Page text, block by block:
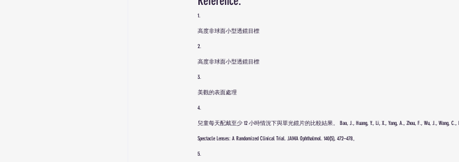
1.
高度非球面小型透鏡目標
2.
高度非球面小型透鏡目標
3.
美觀的表面處理
4.
兒童每天配戴至少 12 小時情況下與單光鏡片的比較結果。 Bao, J., Huang, Y., Li, X., Yang, A., Zhou, F., Wu, J., Wang, C., Li, Y.,
Spectacle Lenses: A Randomized Clinical Trial. JAMA Ophthalmol. 140(5), 472–478。
5.